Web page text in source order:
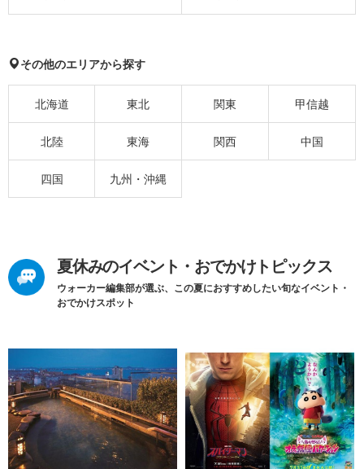
その他のエリアから探す
北海道 東北 関東 甲信越
北陸 東海 関西 中国
四国 九州・沖縄
夏休みのイベント・おでかけトピックス
ウォーカー編集部が選ぶ、この夏におすすめしたい旬なイベント・
おでかけスポット